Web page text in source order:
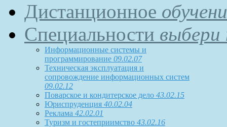
Дистанционное
Специальности выбери
Информационные системы и
программирование 09.02.07
Техническая эксплуатация и
сопровождение информационных систем
09.02.12
Поварское и кондитерское дело 43.02.15
Юриспруденция 40.02.04
Реклама 42.02.01
Туризм и гостеприимство 43.02.16